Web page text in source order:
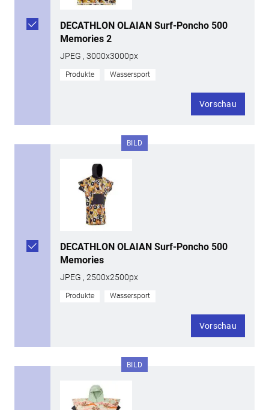
DECATHLON OLAIAN Surf-Poncho 500
Memories 2
JPEG , 3000x3000px
Produkte Wassersport
Vorschau
BILD
DECATHLON OLAIAN Surf-Poncho 500
Memories
JPEG , 2500x2500px
Produkte Wassersport
Vorschau
BILD